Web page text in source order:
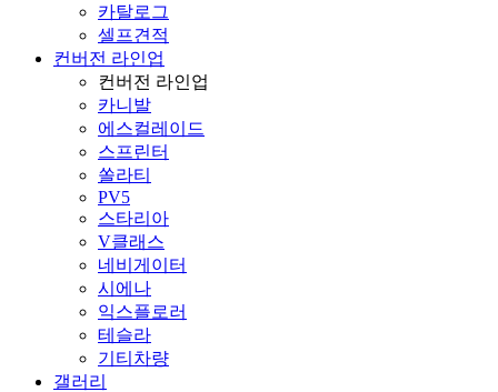
카탈로그
셀프견적
컨버전 라인업
컨버전 라인업
카니발
에스컬레이드
스프린터
쏠라티
PV5
스타리아
V클래스
네비게이터
시에나
익스플로러
테슬라
기티차량
갤러리